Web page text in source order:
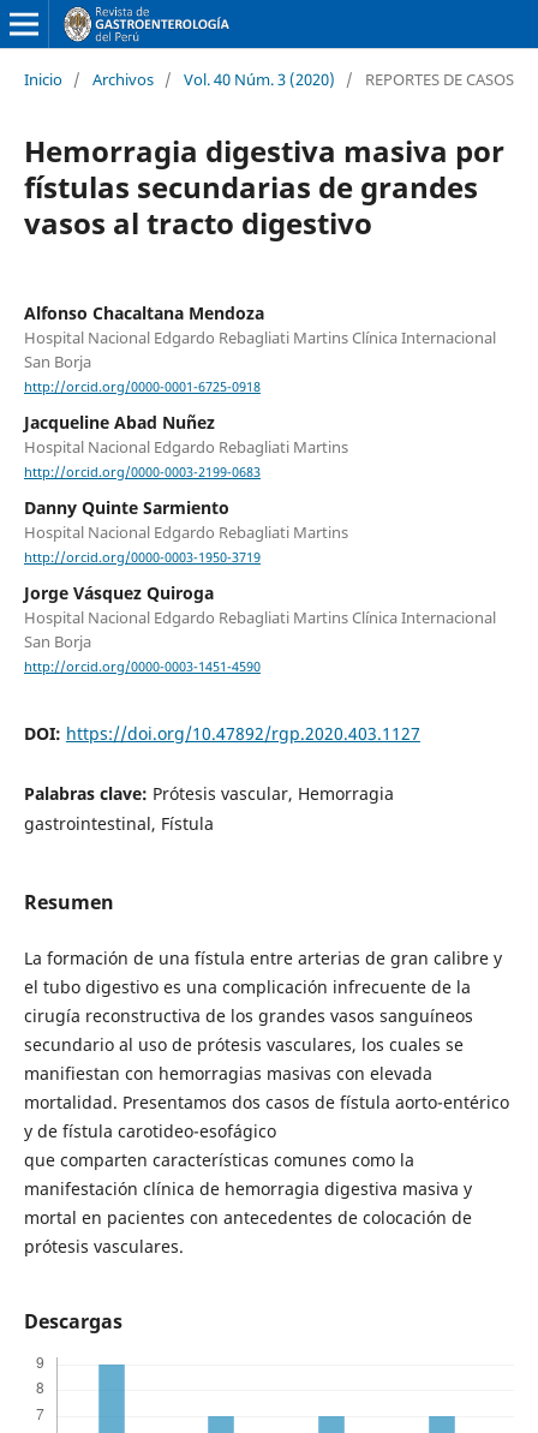
Inicio / Archivos / Vol. 40 Núm. 3 (2020) / REPORTES DE CASOS
Hemorragia digestiva masiva por
fístulas secundarias de grandes
vasos al tracto digestivo
Alfonso Chacaltana Mendoza
Hospital Nacional Edgardo Rebagliati Martins Clínica Internacional
San Borja
http://orcid.org/0000-0001-6725-0918
Jacqueline Abad Nuñez
Hospital Nacional Edgardo Rebagliati Martins
http://orcid.org/0000-0003-2199-0683
Danny Quinte Sarmiento
Hospital Nacional Edgardo Rebagliati Martins
http://orcid.org/0000-0003-1950-3719
Jorge Vásquez Quiroga
Hospital Nacional Edgardo Rebagliati Martins Clínica Internacional
San Borja
http://orcid.org/0000-0003-1451-4590
DOI: https://doi.org/10.47892/rgp.2020.403.1127
Palabras clave: Prótesis vascular, Hemorragia
gastrointestinal, Fístula
Resumen
La formación de una fístula entre arterias de gran calibre y
el tubo digestivo es una complicación infrecuente de la
cirugía reconstructiva de los grandes vasos sanguíneos
secundario al uso de prótesis vasculares, los cuales se
manifiestan con hemorragias masivas con elevada
mortalidad. Presentamos dos casos de fístula aorto-entérico
y de fístula carotideo-esofágico
que comparten características comunes como la
manifestación clínica de hemorragia digestiva masiva y
mortal en pacientes con antecedentes de colocación de
prótesis vasculares.
Descargas